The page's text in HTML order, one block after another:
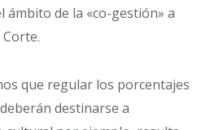
ámbito de la «co-gestión» a
que regular los porcentajes
destinarse a